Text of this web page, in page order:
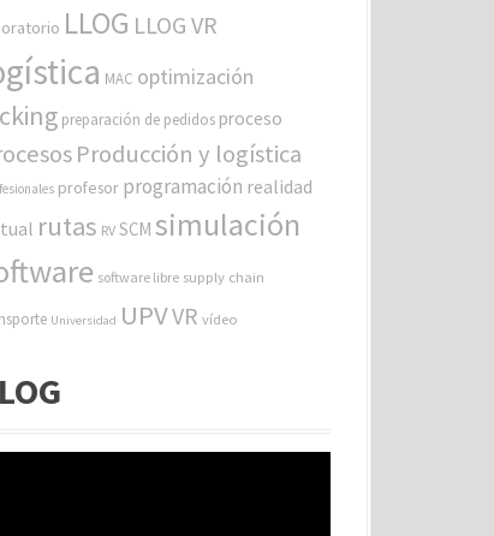
LLOG LLOG VR
MAC optimización
preparación de pedidos proceso
Producción y logística
profesor programación realidad
rutas RV SCM simulación
software libre supply chain
Universidad UPVVR vídeo